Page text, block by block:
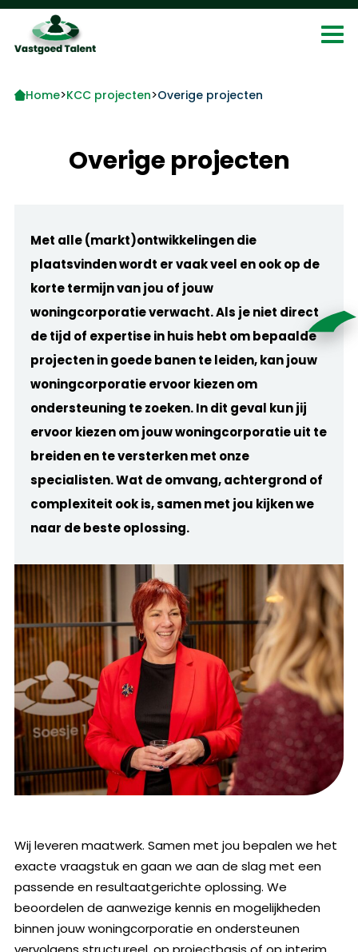
Home>KCC projecten>Overige projecten
Overige projecten
Met alle (markt)ontwikkelingen die
plaatsvinden wordt er vaak veel en ook op de
korte termijn van jou of jouw
woningcorporatie verwacht. Als je niet direct
de tijd of expertise in huis hebt om bepaalde
projecten in goede banen te leiden, kan jouw
woningcorporatie ervoor kiezen om
ondersteuning te zoeken. In dit geval kun jij
ervoor kiezen om jouw woningcorporatie uit te
breiden en te versterken met onze
specialisten. Wat de omvang, achtergrond of
complexiteit ook is, samen met jou kijken we
naar de beste oplossing.
Wij leveren maatwerk. Samen met jou bepalen we het
exacte vraagstuk en gaan we aan de slag met een
passende en resultaatgerichte oplossing. We
beoordelen de aanwezige kennis en mogelijkheden
binnen jouw woningcorporatie en ondersteunen